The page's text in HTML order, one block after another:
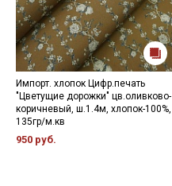
Импорт. хлопок Цифр.печать
"Цветущие дорожки" цв.оливково-
коричневый, ш.1.4м, хлопок-100%,
135гр/м.кв
950 руб.